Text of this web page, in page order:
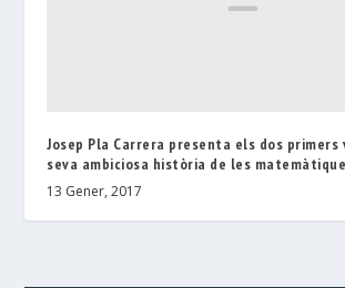
Josep Pla Carrera presenta els dos primers
seva ambiciosa història de les
13 Gener, 2017